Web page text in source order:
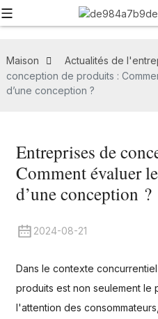
Maison Actualités de
conception de produits :
d’une conception ?
Entreprises de
Comment évaluer
d’une conception ?
2024-08-21
Dans le contexte
produits est non seulement le
l'attention des